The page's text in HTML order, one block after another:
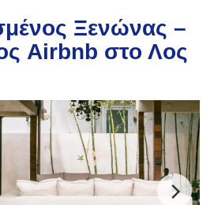
Ξενώνας –
Airbnb στο Λος